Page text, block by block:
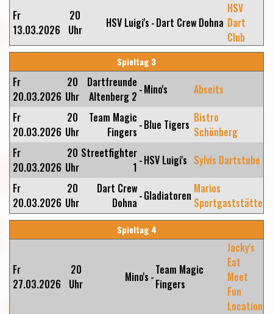
Fr
13.03.2026
20
Uhr
HSV Luigi's -Dart Crew Dohna
HSV
Dart
Club
Spieltag 3
Fr
20.03.2026
20
Uhr
Dartfreunde
Altenberg 2 -Mino's
Abseits
Fr
20.03.2026
20
Uhr
Team Magic
Fingers -Blue Tigers Bistro
Schönberg
Fr
20.03.2026
20
Uhr
Streetfighter
1 -HSV Luigi's Sylvis Dartstube
Fr
20.03.2026
20
Uhr
Dart Crew
Dohna -Gladiatoren Marios
Sportgaststätte
Spieltag 4
Fr
27.03.2026
20
Uhr
Mino's -Team Magic
Fingers
Jacky's
Eat
Meet
Fun
Location